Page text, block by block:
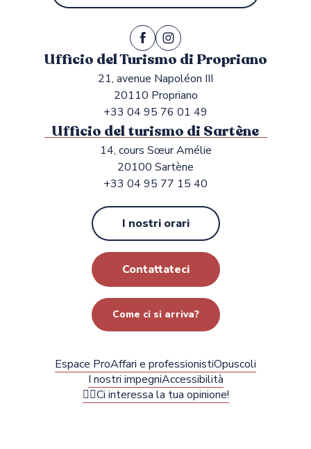
Ufficio del Turismo di Propriano
21, avenue Napoléon III
20110 Propriano
+33 04 95 76 01 49
Ufficio del turismo di Sartène
14, cours Sœur Amélie
20100 Sartène
+33 04 95 77 15 40
I nostri orari
Contattateci
Come ci si arriva?
Espace ProAffari e professionistiOpuscoli
I nostri impegniAccessibilità
✍🏻Ci interessa la tua opinione!